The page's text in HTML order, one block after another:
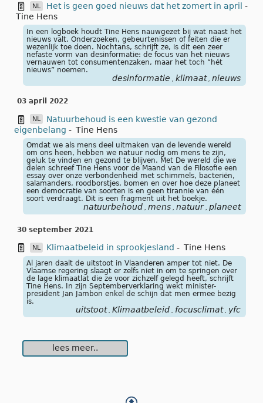
NL Het is geen goed nieuws dat het zomert in april -
Tine Hens
In een logboek houdt Tine Hens nauwgezet bij wat naast het
nieuws valt. Onderzoeken, gebeurtenissen of feiten die er
wezenlijk toe doen. Nochtans, schrijft ze, is dit een zeer
nefaste vorm van desinformatie: de focus van het nieuws
vernauwen tot consumentenzaken, maar het toch “hét
nieuws” noemen.
desinformatie klimaat nieuws
03 april 2022
NL
Natuurbehoud is een kwestie van gezond
eigenbelang - Tine Hens
Omdat we als mens deel uitmaken van de levende wereld
om ons heen, hebben we natuur nodig om mens te zijn,
geluk te vinden en gezond te blijven. Met De wereld die we
delen schreef Tine Hens voor de Maand van de Filosofie een
essay over onze verbondenheid met schimmels, bacteriën,
salamanders, roodborstjes, bomen en over hoe deze planeet
een democratie van soorten is en geen tirannie van één
soort verdraagt. Dit is een fragment uit het boekje.
natuurbehoud mens natuur planeet
30 september 2021
NL Klimaatbeleid in sprookjesland - Tine Hens
Al jaren daalt de uitstoot in Vlaanderen amper tot niet. De
Vlaamse regering slaagt er zelfs niet in om te springen over
de lage klimaatlat die ze voor zichzelf gelegd heeft, schrijft
Tine Hens. In zijn Septemberverklaring wekt minister-
president Jan Jambon enkel de schijn dat men ermee bezig
is.
uitstoot , Klimaatbeleid , focusclimat , yfc
lees meer..